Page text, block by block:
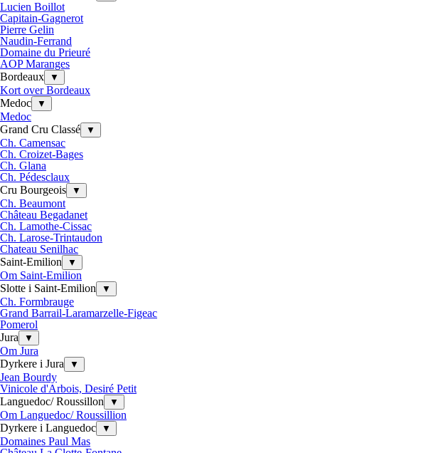
Lucien Boillot
Capitain-Gagnerot
Pierre Gelin
Naudin-Ferrand
Domaine du Prieuré
AOP Maranges
Bordeaux
▼
Kort over Bordeaux
Medoc
▼
Medoc
Grand Cru Classé
▼
Ch. Camensac
Ch. Croizet-Bages
Ch. Glana
Ch. Pédesclaux
Cru Bourgeois
▼
Ch. Beaumont
Château Begadanet
Ch. Lamothe-Cissac
Ch. Larose-Trintaudon
Chateau Senilhac
Saint-Emilion
▼
Om Saint-Emilion
Slotte i Saint-Emilion
▼
Ch. Formbrauge
Grand Barrail-Laramarzelle-Figeac
Pomerol
Jura
▼
Om Jura
Dyrkere i Jura
▼
Jean Bourdy
Vinicole d'Arbois, Desiré Petit
Languedoc/ Roussillon
▼
Om Languedoc/ Roussillion
Dyrkere i Languedoc
▼
Domaines Paul Mas